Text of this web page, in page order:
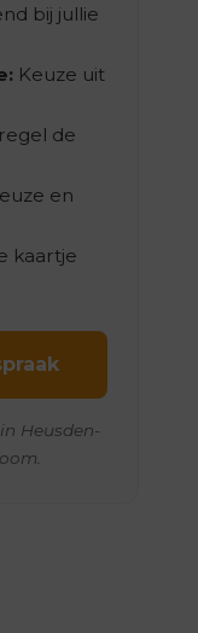
bij jullie
Keuze uit
de
en
kaartje
Heusden-